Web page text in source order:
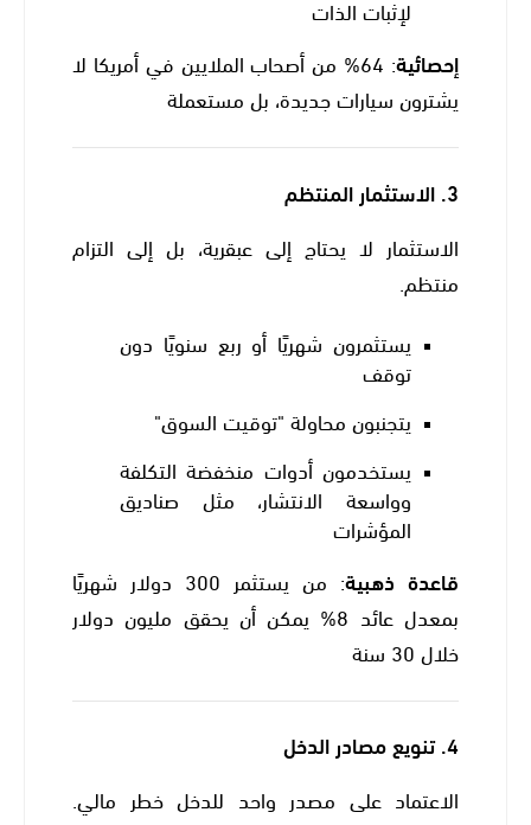
لإثبات الذات
إحصائية
: 64% من أصحاب الملايين في أمريكا لا
يشترون سيارات جديدة، بل مستعملة
3. الاستثمار المنتظم
الاستثمار لا يحتاج إلى عبقرية، بل إلى التزام
منتظم.
يستثمرون شهريًا أو ربع سنويًا دون
توقف
يتجنبون محاولة "توقيت السوق"
يستخدمون أدوات منخفضة التكلفة
وواسعة الانتشار، مثل صناديق
المؤشرات
قاعدة ذهبية
: من يستثمر 300 دولار شهريًا
بمعدل عائد 8% يمكن أن يحقق مليون دولار
خلال 30 سنة
4. تنويع مصادر الدخل
الاعتماد على مصدر واحد للدخل خطر مالي.